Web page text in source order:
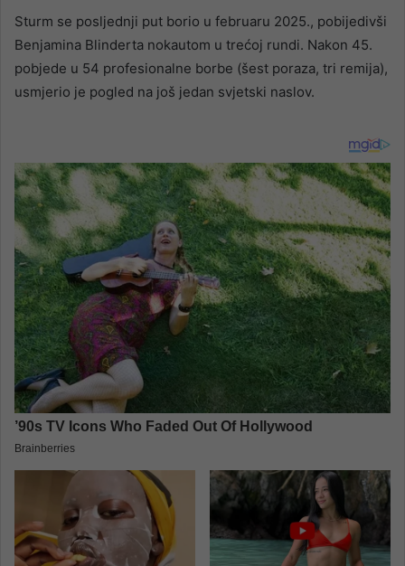
Sturm se posljednji put borio u februaru 2025., pobijedivši
Benjamina Blinderta nokautom u trećoj rundi. Nakon 45.
pobjede u 54 profesionalne borbe (šest poraza, tri remija),
usmjerio je pogled na još jedan svjetski naslov.